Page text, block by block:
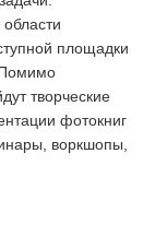
площадки
творческие
фотокниг
воркшопы,